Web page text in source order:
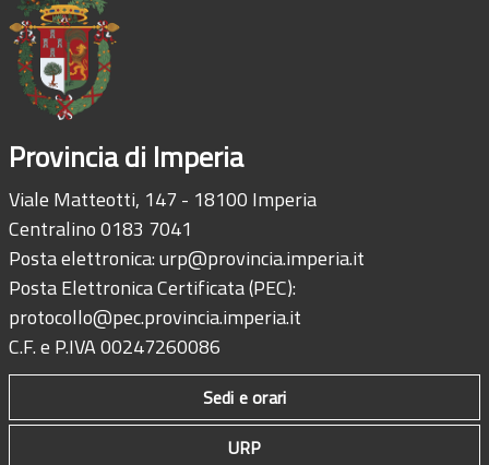
Provincia di Imperia
Viale Matteotti, 147 - 18100 Imperia
Centralino 0183 7041
Posta elettronica:urp@provincia.imperia.it
Posta Elettronica Certificata (PEC):
protocollo@pec.provincia.imperia.it
C.F. e P.IVA 00247260086
Sedi e orari
URP